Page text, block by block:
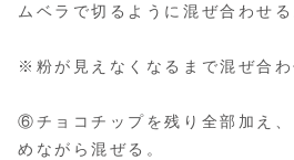
ムベラで切るように混ぜ合わせる
※粉が見えなくなるまで混ぜ合わ
⑥チョコチップを残り全部加え、
めながら混ぜる。